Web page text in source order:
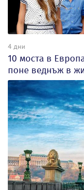
4 дни
10 моста в
поне веднъж в